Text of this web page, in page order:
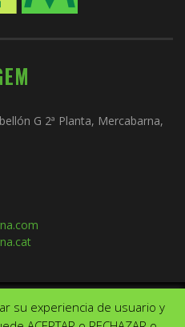
G 2ª Planta, Mercabarna,
derechos reservados. Diseño de
su experiencia de usuario y